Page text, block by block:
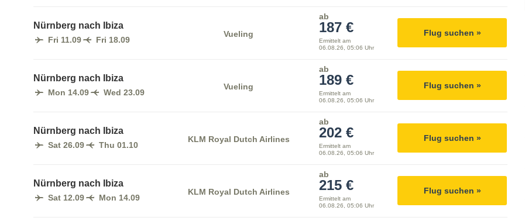
Nürnberg nach Ibiza
Fri 11.09 Fri 18.09
Vueling
ab
187 €
Ermittelt am
06.08.26, 05:06 Uhr
Flug suchen »
Nürnberg nach Ibiza
Mon 14.09 Wed 23.09
Vueling
ab
189 €
Ermittelt am
06.08.26, 05:06 Uhr
Flug suchen »
Nürnberg nach Ibiza
Sat 26.09 Thu 01.10
KLM Royal Dutch Airlines
ab
202 €
Ermittelt am
06.08.26, 05:06 Uhr
Flug suchen »
Nürnberg nach Ibiza
Sat 12.09 Mon 14.09
KLM Royal Dutch Airlines
ab
215 €
Ermittelt am
06.08.26, 05:06 Uhr
Flug suchen »